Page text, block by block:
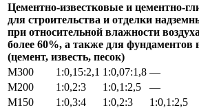
Цементно-известковые и цементно-
для строительства и отделки
при относительной влажности
более 60%, а также для фундаментов
(цемент, известь, песок)
М300
1:0,15:2,1 1:0,07:1,8 —
М200
1:0,2:3 1:0,1:2,5
—
М150
1:0,3:4 1:0,2:3
1:0,1:2,5